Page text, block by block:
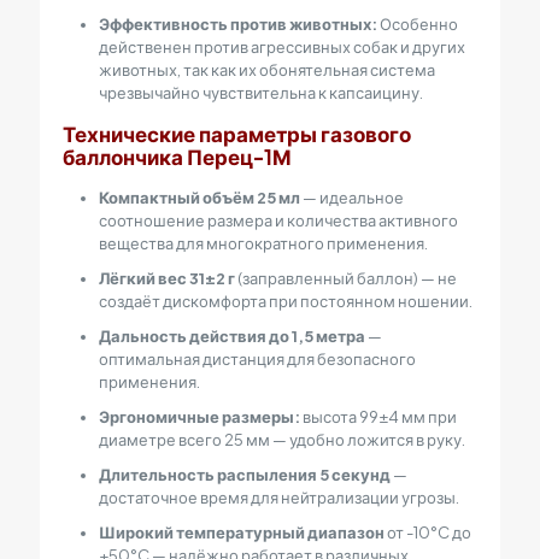
Эффективность против животных:Особенно
действенен против агрессивных собак и других
животных, так как их обонятельная система
чрезвычайно чувствительна к капсаицину.
Технические параметры газового
баллончика Перец-1М
Компактный объём 25 мл — идеальное
соотношение размера и количества активного
вещества для многократного применения.
Лёгкий вес 31±2 г(заправленный баллон) — не
создаёт дискомфорта при постоянном ношении.
Дальность действия до 1,5 метра —
оптимальная дистанция для безопасного
применения.
Эргономичные размеры: высота 99±4 мм при
диаметре всего 25 мм — удобно ложится в руку.
Длительность распыления 5 секунд—
достаточное время для нейтрализации угрозы.
Широкий температурный диапазонот -10°C до